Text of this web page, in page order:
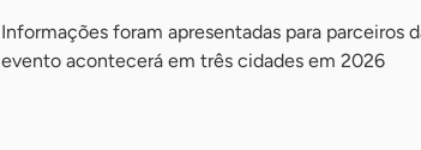
Informações foram apresentadas para parceiros
evento acontecerá em três cidades em 2026